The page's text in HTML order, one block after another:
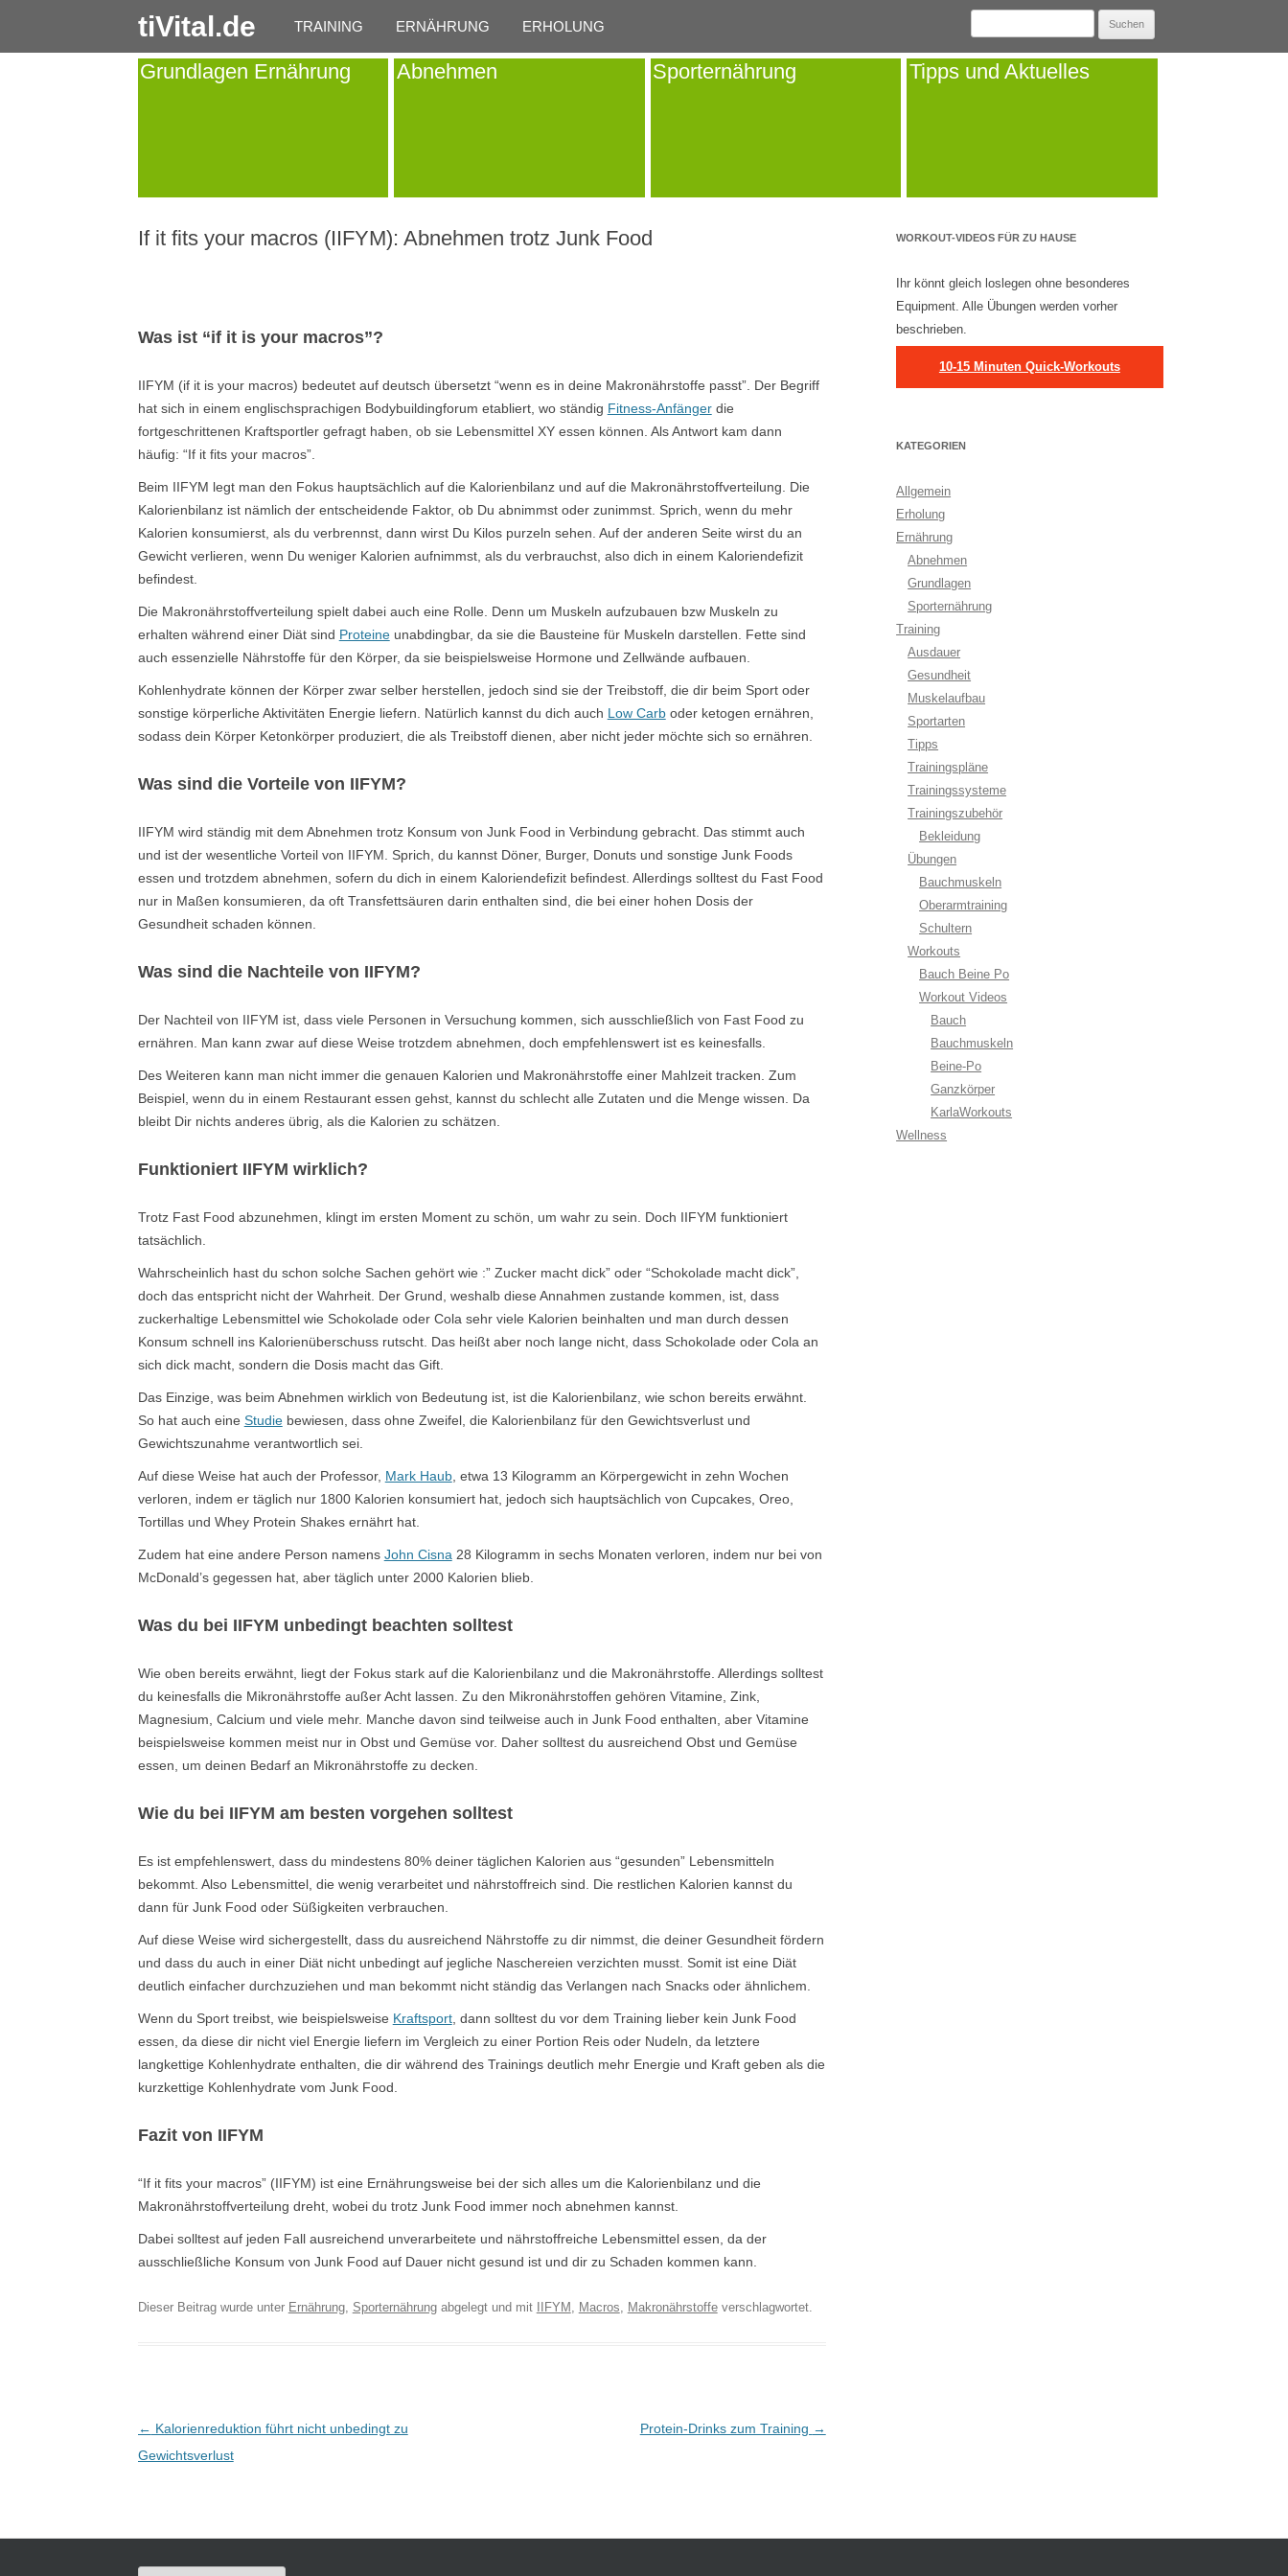
tiVital.de TRAINING ERNÄHRUNG ERHOLUNG
Suchen
Grundlagen Ernährung Abnehmen Sporternährung Tipps und Aktuelles
If it fits your macros (IIFYM): Abnehmen trotz Junk Food
Was ist “if it is your macros”?
IIFYM (if it is your macros) bedeutet auf deutsch übersetzt “wenn es in deine Makronährstoffe passt”. Der Begriff
hat sich in einem englischsprachigen Bodybuildingforum etabliert, wo ständig Fitness-Anfängerdie
fortgeschrittenen Kraftsportler gefragt haben, ob sie Lebensmittel XY essen können. Als Antwort kam dann
häufig: “If it fits your macros”.
Beim IIFYM legt man den Fokus hauptsächlich auf die Kalorienbilanz und auf die Makronährstoffverteilung. Die
Kalorienbilanz ist nämlich der entscheidende Faktor, ob Du abnimmst oder zunimmst. Sprich, wenn du mehr
Kalorien konsumierst, als du verbrennst, dann wirst Du Kilos purzeln sehen. Auf der anderen Seite wirst du an
Gewicht verlieren, wenn Du weniger Kalorien aufnimmst, als du verbrauchst, also dich in einem Kaloriendefizit
befindest.
Die Makronährstoffverteilung spielt dabei auch eine Rolle. Denn um Muskeln aufzubauen bzw Muskeln zu
erhalten während einer Diät sind Proteineunabdingbar, da sie die Bausteine für Muskeln darstellen. Fette sind
auch essenzielle Nährstoffe für den Körper, da sie beispielsweise Hormone und Zellwände aufbauen.
Kohlenhydrate können der Körper zwar selber herstellen, jedoch sind sie der Treibstoff, die dir beim Sport oder
sonstige körperliche Aktivitäten Energie liefern. Natürlich kannst du dich auch Low Carboder ketogen ernähren,
sodass dein Körper Ketonkörper produziert, die als Treibstoff dienen, aber nicht jeder möchte sich so ernähren.
Was sind die Vorteile von IIFYM?
IIFYM wird ständig mit dem Abnehmen trotz Konsum von Junk Food in Verbindung gebracht. Das stimmt auch
und ist der wesentliche Vorteil von IIFYM. Sprich, du kannst Döner, Burger, Donuts und sonstige Junk Foods
essen und trotzdem abnehmen, sofern du dich in einem Kaloriendefizit befindest. Allerdings solltest du Fast Food
nur in Maßen konsumieren, da oft Transfettsäuren darin enthalten sind, die bei einer hohen Dosis der
Gesundheit schaden können.
Was sind die Nachteile von IIFYM?
Der Nachteil von IIFYM ist, dass viele Personen in Versuchung kommen, sich ausschließlich von Fast Food zu
ernähren. Man kann zwar auf diese Weise trotzdem abnehmen, doch empfehlenswert ist es keinesfalls.
Des Weiteren kann man nicht immer die genauen Kalorien und Makronährstoffe einer Mahlzeit tracken. Zum
Beispiel, wenn du in einem Restaurant essen gehst, kannst du schlecht alle Zutaten und die Menge wissen. Da
bleibt Dir nichts anderes übrig, als die Kalorien zu schätzen.
Funktioniert IIFYM wirklich?
Trotz Fast Food abzunehmen, klingt im ersten Moment zu schön, um wahr zu sein. Doch IIFYM funktioniert
tatsächlich.
Wahrscheinlich hast du schon solche Sachen gehört wie :” Zucker macht dick” oder “Schokolade macht dick”,
doch das entspricht nicht der Wahrheit. Der Grund, weshalb diese Annahmen zustande kommen, ist, dass
zuckerhaltige Lebensmittel wie Schokolade oder Cola sehr viele Kalorien beinhalten und man durch dessen
Konsum schnell ins Kalorienüberschuss rutscht. Das heißt aber noch lange nicht, dass Schokolade oder Cola an
sich dick macht, sondern die Dosis macht das Gift.
Das Einzige, was beim Abnehmen wirklich von Bedeutung ist, ist die Kalorienbilanz, wie schon bereits erwähnt.
So hat auch eine Studiebewiesen, dass ohne Zweifel, die Kalorienbilanz für den Gewichtsverlust und
Gewichtszunahme verantwortlich sei.
Auf diese Weise hat auch der Professor, Mark Haub, etwa 13 Kilogramm an Körpergewicht in zehn Wochen
verloren, indem er täglich nur 1800 Kalorien konsumiert hat, jedoch sich hauptsächlich von Cupcakes, Oreo,
Tortillas und Whey Protein Shakes ernährt hat.
Zudem hat eine andere Person namens John Cisna 28 Kilogramm in sechs Monaten verloren, indem nur bei von
McDonald’s gegessen hat, aber täglich unter 2000 Kalorien blieb.
Was du bei IIFYM unbedingt beachten solltest
Wie oben bereits erwähnt, liegt der Fokus stark auf die Kalorienbilanz und die Makronährstoffe. Allerdings solltest
du keinesfalls die Mikronährstoffe außer Acht lassen. Zu den Mikronährstoffen gehören Vitamine, Zink,
Magnesium, Calcium und viele mehr. Manche davon sind teilweise auch in Junk Food enthalten, aber Vitamine
beispielsweise kommen meist nur in Obst und Gemüse vor. Daher solltest du ausreichend Obst und Gemüse
essen, um deinen Bedarf an Mikronährstoffe zu decken.
Wie du bei IIFYM am besten vorgehen solltest
Es ist empfehlenswert, dass du mindestens 80% deiner täglichen Kalorien aus “gesunden” Lebensmitteln
bekommt. Also Lebensmittel, die wenig verarbeitet und nährstoffreich sind. Die restlichen Kalorien kannst du
dann für Junk Food oder Süßigkeiten verbrauchen.
Auf diese Weise wird sichergestellt, dass du ausreichend Nährstoffe zu dir nimmst, die deiner Gesundheit fördern
und dass du auch in einer Diät nicht unbedingt auf jegliche Naschereien verzichten musst. Somit ist eine Diät
deutlich einfacher durchzuziehen und man bekommt nicht ständig das Verlangen nach Snacks oder ähnlichem.
Wenn du Sport treibst, wie beispielsweise Kraftsport, dann solltest du vor dem Training lieber kein Junk Food
essen, da diese dir nicht viel Energie liefern im Vergleich zu einer Portion Reis oder Nudeln, da letztere
langkettige Kohlenhydrate enthalten, die dir während des Trainings deutlich mehr Energie und Kraft geben als die
kurzkettige Kohlenhydrate vom Junk Food.
Fazit von IIFYM
“If it fits your macros” (IIFYM) ist eine Ernährungsweise bei der sich alles um die Kalorienbilanz und die
Makronährstoffverteilung dreht, wobei du trotz Junk Food immer noch abnehmen kannst.
Dabei solltest auf jeden Fall ausreichend unverarbeitete und nährstoffreiche Lebensmittel essen, da der
ausschließliche Konsum von Junk Food auf Dauer nicht gesund ist und dir zu Schaden kommen kann.
Dieser Beitrag wurde unter Ernährung, Sporternährungabgelegt und mit IIFYM , Macros, Makronährstoffeverschlagwortet.
Post navigation
← Kalorienreduktion führt nicht unbedingt zu
Gewichtsverlust
Protein-Drinks zum Training →
WORKOUT-VIDEOS FÜR ZU HAUSE
Ihr könnt gleich loslegen ohne besonderes
Equipment. Alle Übungen werden vorher
beschrieben.
10-15 Minuten Quick-Workouts
KATEGORIEN
Allgemein
Erholung
Ernährung
Abnehmen
Grundlagen
Sporternährung
Training
Ausdauer
Gesundheit
Muskelaufbau
Sportarten
Tipps
Trainingspläne
Trainingssysteme
Trainingszubehör
Bekleidung
Übungen
Bauchmuskeln
Oberarmtraining
Schultern
Workouts
Bauch Beine Po
Workout Videos
Bauch
Bauchmuskeln
Beine-Po
Ganzkörper
KarlaWorkouts
Wellness